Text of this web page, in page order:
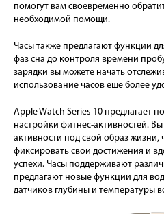
помогут вам своевременно
необходимой помощи.
Часы также предлагают функции
фаз сна до контроля времени
зарядки вы можете начать
использование часов еще более
Apple Watch Series 10 предлагает
настройки фитнес-активностей.
активности под свой образ жизни,
фиксировать свои достижения и
успехи. Часы поддерживают
предлагают новые функции для
датчиков глубины и температуры